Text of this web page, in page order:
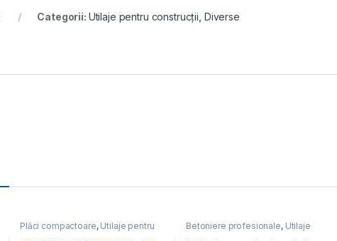
Categorii: Utilaje pentru construcții Diverse
Plăci compactoare, Utilaje pentru
construcții
Betoniere profesionale, Utilaje
pentru construcții